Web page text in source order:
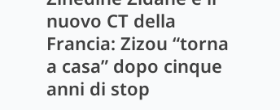
nuovo CT della
Francia: Zizou “torna
a casa” dopo cinque
anni di stop